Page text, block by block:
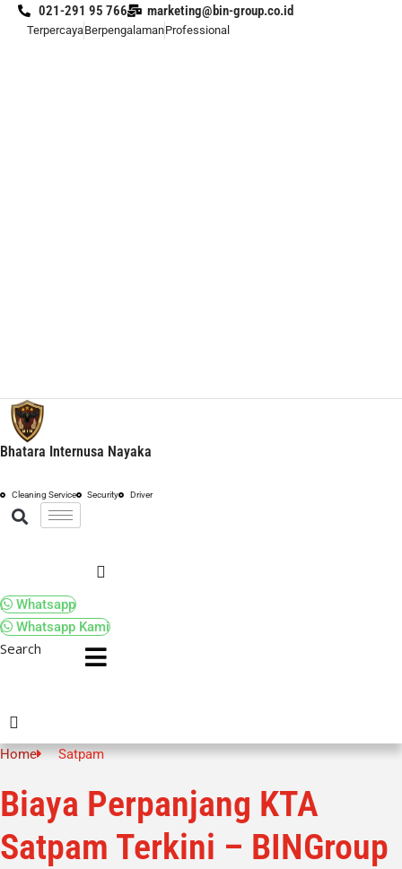
021-291 95 766 marketing@bin-group.co.id
TerpercayaBerpengalamanProfessional
Bhatara Internusa Nayaka
Cleaning Service Security Driver
Whatsapp
Whatsapp Kami
Search
Search
Home Satpam
Biaya Perpanjang KTA
Satpam Terkini – BINGroup